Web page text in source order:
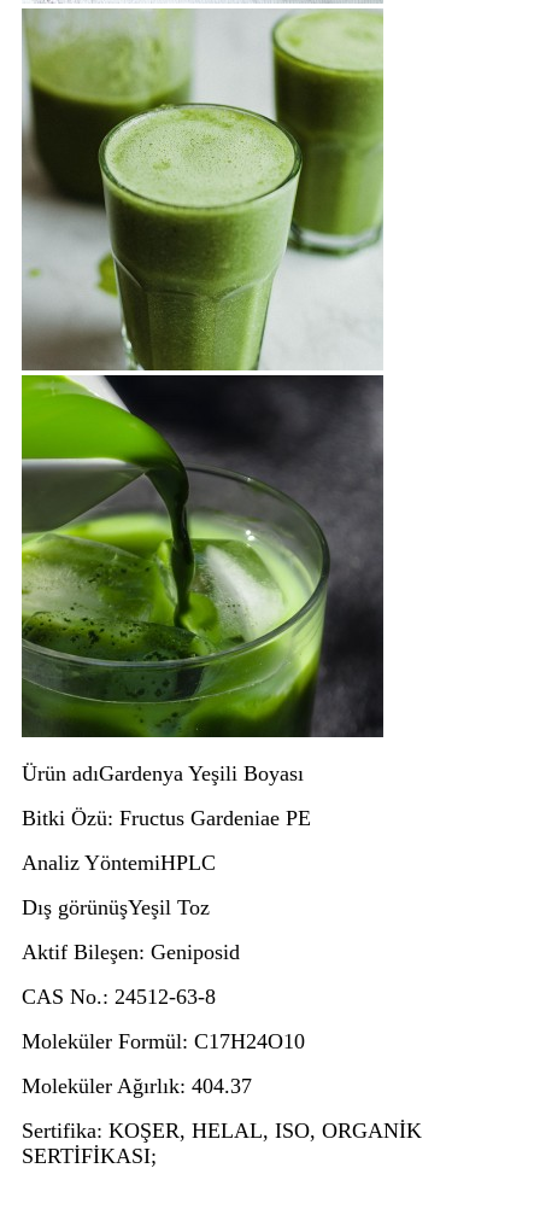
Ürün adıGardenya Yeşili Boyası
Bitki Özü: Fructus Gardeniae PE
Analiz YöntemiHPLC
Dış görünüşYeşil Toz
Aktif Bileşen: Geniposid
CAS No.: 24512-63-8
Moleküler Formül: C17H24O10
Moleküler Ağırlık: 404.37
Sertifika: KOŞER, HELAL, ISO, ORGANİK
SERTİFİKASI;